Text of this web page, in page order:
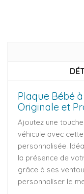
Plaque Bébé
Originale et
Ajoutez une
véhicule avec
personnalisée.
la présence de
grâce à ses
personnaliser le